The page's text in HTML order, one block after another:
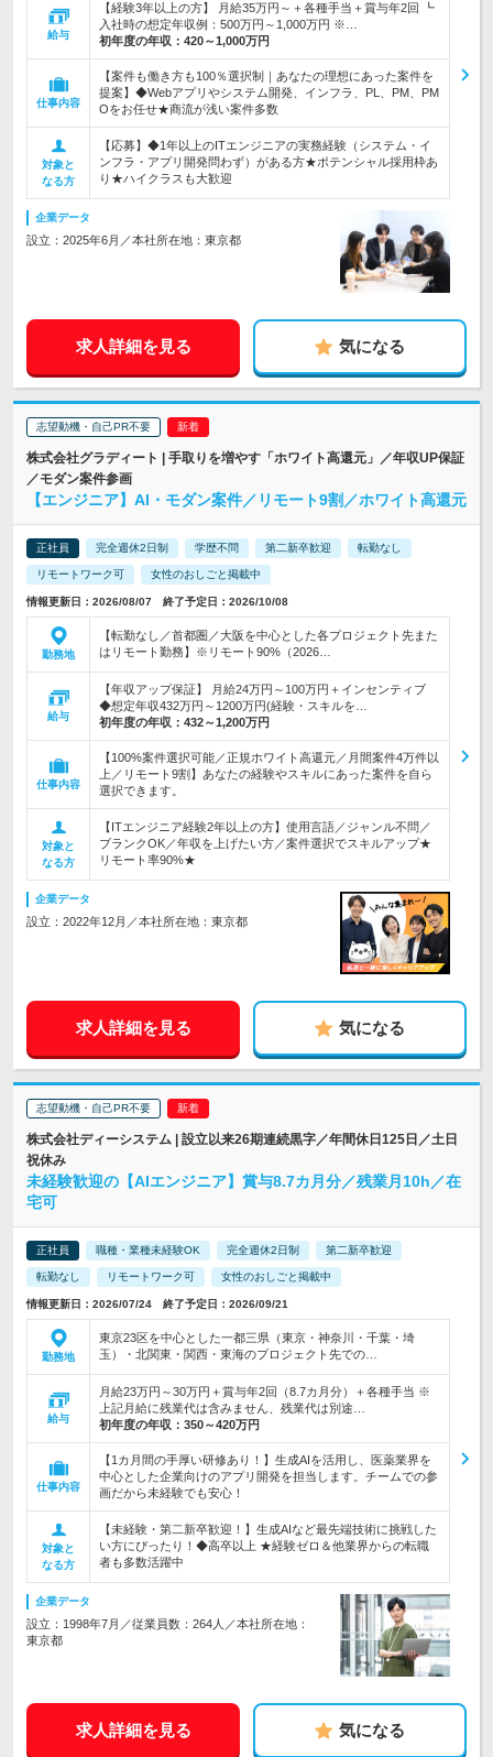
給与
【経験3年以上の方】 月給35万円～＋各種手当＋賞与年2回 ┗
入社時の想定年収例：500万円～1,000万円 ※…
初年度の年収： 420～1,000万円
仕事内容
【案件も働き方も100％選択制｜あなたの理想にあった案件を
提案】◆Webアプリやシステム開発、インフラ、PL、PM、PM
Oをお任せ★商流が浅い案件多数
対象と
なる方
【応募】◆1年以上のITエンジニアの実務経験（システム・イ
ンフラ・アプリ開発問わず）がある方★ポテンシャル採用枠あ
り★ハイクラスも大歓迎
企業データ
設立：2025年6月／本社所在地：東京都
求人詳細を見る 気になる
志望動機・自己PR不要
株式会社グラディート | 手取りを増やす「ホワイト高還元」／年収UP保証
／モダン案件参画
【エンジニア】AI・モダン案件／リモート9割／ホワイト高還元
正社員 完全週休2日制 学歴不問 第二新卒歓迎 転勤なし
リモートワーク可 女性のおしごと掲載中
情報更新日：2026/08/07 終了予定日：2026/10/08
勤務地
【転勤なし／首都圏／大阪を中心とした各プロジェクト先また
はリモート勤務】※リモート90%（2026…
給与
【年収アップ保証】 月給24万円～100万円＋インセンティブ
◆想定年収432万円～1200万円(経験・スキルを…
初年度の年収： 432～1,200万円
仕事内容
【100%案件選択可能／正規ホワイト高還元／月間案件4万件以
上／リモート9割】あなたの経験やスキルにあった案件を自ら
選択できます。
対象と
なる方
【ITエンジニア経験2年以上の方】使用言語／ジャンル不問／
ブランクOK／年収を上げたい方／案件選択でスキルアップ★
リモート率90%★
企業データ
設立：2022年12月／本社所在地：東京都
求人詳細を見る 気になる
志望動機・自己PR不要
株式会社ディーシステム | 設立以来26期連続黒字／年間休日125日／土日
祝休み
未経験歓迎の【AIエンジニア】賞与8.7カ月分／残業月10h／在
宅可
正社員 職種・業種未経験OK 完全週休2日制 第二新卒歓迎
転勤なし リモートワーク可 女性のおしごと掲載中
情報更新日：2026/07/24 終了予定日：2026/09/21
勤務地
東京23区を中心とした一都三県（東京・神奈川・千葉・埼
玉）・北関東・関西・東海のプロジェクト先での…
給与
月給23万円～30万円＋賞与年2回（8.7カ月分）＋各種手当 ※
上記月給に残業代は含みません、残業代は別途…
初年度の年収： 350～420万円
仕事内容
【1カ月間の手厚い研修あり！】生成AIを活用し、医薬業界を
中心とした企業向けのアプリ開発を担当します。チームでの参
画だから未経験でも安心！
対象と
なる方
【未経験・第二新卒歓迎！】生成AIなど最先端技術に挑戦した
い方にぴったり！◆高卒以上 ★経験ゼロ＆他業界からの転職
者も多数活躍中
企業データ
設立：1998年7月／従業員数：264人／本社所在地：
東京都
求人詳細を見る 気になる